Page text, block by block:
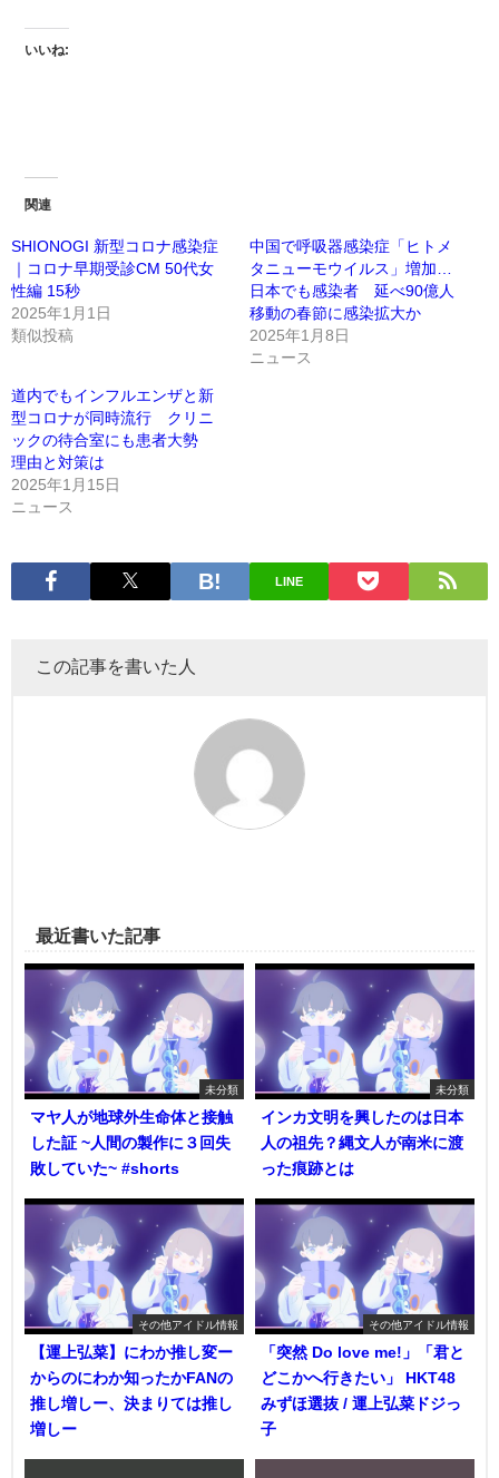
いいね:
関連
SHIONOGI 新型コロナ感染症
｜コロナ早期受診CM 50代女
性編 15秒
2025年1月1日
類似投稿
中国で呼吸器感染症「ヒトメ
タニューモウイルス」増加…
日本でも感染者 延べ90億人
移動の春節に感染拡大か
2025年1月8日
ニュース
道内でもインフルエンザと新
型コロナが同時流行 クリニ
ックの待合室にも患者大勢
理由と対策は
2025年1月15日
ニュース
LINE
この記事を書いた人
最近書いた記事
未分類
マヤ人が地球外生命体と接触
した証 ~人間の製作に３回失
敗していた~ #shorts
未分類
インカ文明を興したのは日本
人の祖先？縄文人が南米に渡
った痕跡とは
その他アイドル情報
【運上弘菜】にわか推し変ー
からのにわか知ったかFANの
推し増しー、決まりては推し
増しー
その他アイドル情報
「突然 Do love me!」「君と
どこかへ行きたい」 HKT48
みずほ選抜 / 運上弘菜ドジっ
子